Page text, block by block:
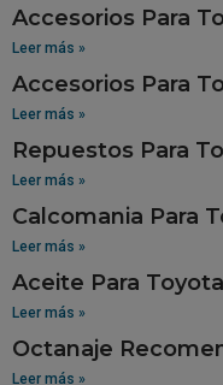
Accesorios Para
Leer más »
Accesorios Para
Leer más »
Repuestos Para
Leer más »
Calcomania Para
Leer más »
Aceite Para
Leer más »
Octanaje
Leer más »